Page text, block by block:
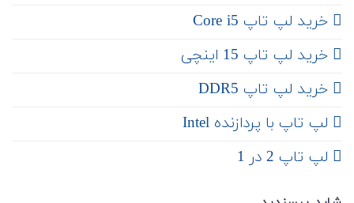
خرید لپ تاپ Core i5
‌‌ خرید لپ تاپ 15 اینچی
خرید لپ تاپ DDR5
لپ تاپ با پردازنده Intel
لپ تاپ 2 در 1